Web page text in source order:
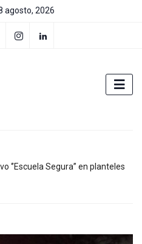
agosto, 2026
‘’Escuela Segura’’ en planteles